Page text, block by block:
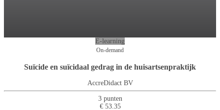
E-learning
On-demand
Suïcide en suïcidaal gedrag in de huisartsenpraktijk
AccreDidact BV
3 punten
€ 53.35